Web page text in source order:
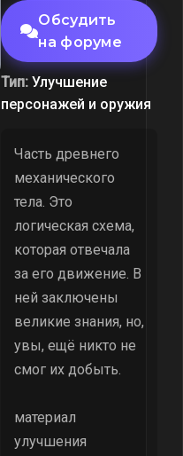
Обсудить
на форуме
Тип: Улучшение
персонажей и оружия
Часть древнего
механического
тела. Это
логическая схема,
которая отвечала
за его движение. В
ней заключены
великие знания, но,
увы, ещё никто не
смог их добыть.
материал
улучшения